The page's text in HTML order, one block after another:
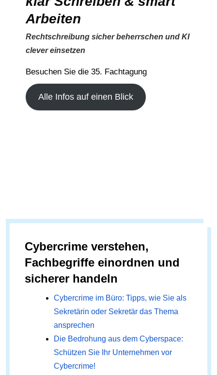
Arbeiten
Rechtschreibung sicher beherrschen und KI
clever einsetzen
Besuchen Sie die 35. Fachtagung
Alle Infos auf einen Blick
Cybercrime verstehen,
Fachbegriffe einordnen und
sicherer handeln
Cybercrime im Büro: Tipps, wie Sie als
Sekretärin oder Sekretär das Thema
ansprechen
Die Bedrohung aus dem Cyberspace:
Schützen Sie Ihr Unternehmen vor
Cybercrime!